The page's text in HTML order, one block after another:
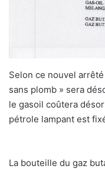
Selon ce nouvel
sans plomb » sera
le gasoil coûtera
pétrole lampant est
La bouteille du gaz